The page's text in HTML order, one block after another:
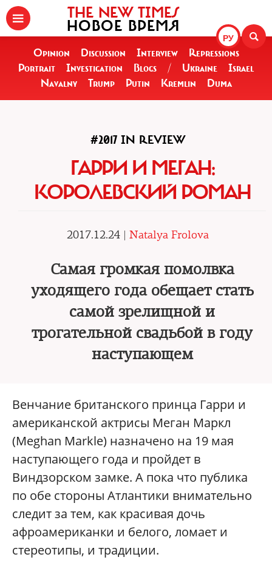
РУ
THE NEW TIMES
НОВОЕ ВРЕМЯ
Opinion Discussion Interview
Repressions
Portrait
Investigation Blogs / Ukraine
Israel
Navalny
Trump Putin Kremlin Duma
#2017 IN REVIEW
ГАРРИ И МЕГАН:
КОРОЛЕВСКИЙ РОМАН
2017.12.24 | Natalya Frolova
Самая громкая помолвка
уходящего года обещает стать
самой зрелищной и
трогательной свадьбой в году
наступающем
Венчание британского принца Гарри и
американской актрисы Меган Маркл
(Meghan Markle) назначено на 19 мая
наступающего года и пройдет в
Виндзорском замке. А пока что публика
по обе стороны Атлантики внимательно
следит за тем, как красивая дочь
афроамериканки и белого, ломает и
стереотипы, и традиции.